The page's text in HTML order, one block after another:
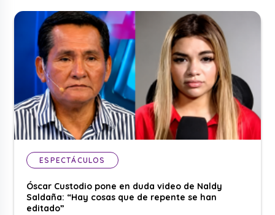
ESPECTÁCULOS
Óscar Custodio pone en duda video de Naldy
Saldaña: “Hay cosas que de repente se han
editado”